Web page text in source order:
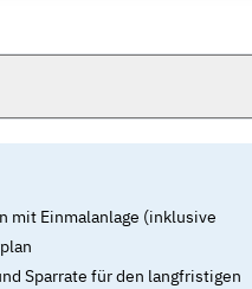
mit Einmalanlage (inklusive
Sparrate für den langfristigen